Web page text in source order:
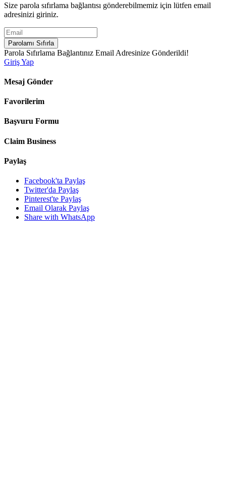
Size parola sıfırlama bağlantısı gönderebilmemiz için lütfen email
adresinizi giriniz.
Parolamı Sıfırla
Parola Sıfırlama Bağlantınız Email Adresinize Gönderildi!
Giriş Yap
Mesaj Gönder
Favorilerim
Başvuru Formu
Claim Business
Paylaş
Facebook'ta Paylaş
Twitter'da Paylaş
Pinterest'te Paylaş
Email Olarak Paylaş
Share with WhatsApp